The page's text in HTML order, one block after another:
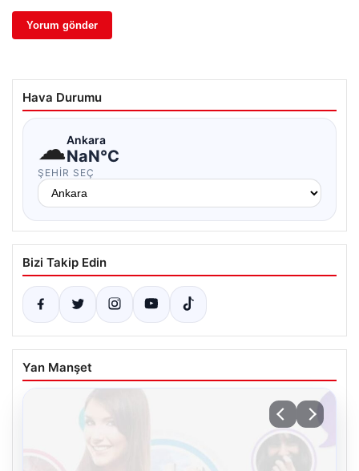
Hava Durumu
☁Ankara
NaN°C
ŞEHIR SEÇ
Bizi Takip Edin
Yan Manşet